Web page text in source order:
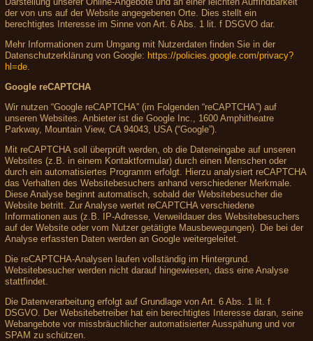
der von uns auf der Website angegebenen Orte. Dies stellt ein
berechtigtes Interesse im Sinne von Art. 6 Abs. 1 lit. f DSGVO dar.
Mehr Informationen zum Umgang mit Nutzerdaten finden Sie in der
Datenschutzerklärung von Google: https://policies.google.com/privacy?
hl=de
Google reCAPTCHA
Wir nutzen “Google reCAPTCHA” (im Folgenden “reCAPTCHA”) auf
unseren Websites. Anbieter ist die Google Inc., 1600 Amphitheatre
Parkway, Mountain View, CA 94043, USA (“Google”).
Mit reCAPTCHA soll überprüft werden, ob die Dateneingabe auf unseren
Websites (z.B. in einem Kontaktformular) durch einen Menschen oder
durch ein automatisiertes Programm erfolgt. Hierzu analysiert reCAPTCHA
das Verhalten des Websitebesuchers anhand verschiedener Merkmale.
Diese Analyse beginnt automatisch, sobald der Websitebesucher die
Website betritt. Zur Analyse wertet reCAPTCHA verschiedene
Informationen aus (z.B. IP-Adresse, Verweildauer des Websitebesuchers
auf der Website oder vom Nutzer getätigte Mausbewegungen). Die bei der
Analyse erfassten Daten werden an Google weitergeleitet.
Die reCAPTCHA-Analysen laufen vollständig im Hintergrund.
Websitebesucher werden nicht darauf hingewiesen, dass eine Analyse
stattfindet.
Die Datenverarbeitung erfolgt auf Grundlage von Art. 6 Abs. 1 lit. f
DSGVO. Der Websitebetreiber hat ein berechtigtes Interesse daran, seine
Webangebote vor missbräuchlicher automatisierter Ausspähung und vor
SPAM zu schützen.